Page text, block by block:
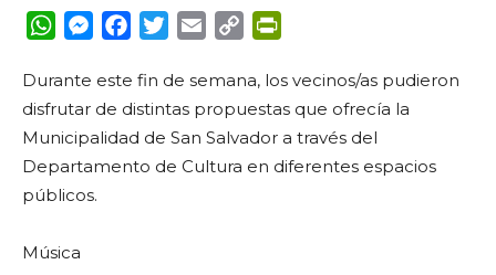
WhatsApp
Messenger
FacebookTwitterEmail Copy
Durante este fin de semana, los vecinos/as pudieron
disfrutar de distintas propuestas que ofrecía la
Municipalidad de San Salvador a través del
Departamento de Cultura en diferentes espacios
públicos.
Música